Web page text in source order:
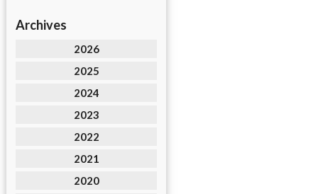
Archives
2026
2025
2024
2023
2022
2021
2020